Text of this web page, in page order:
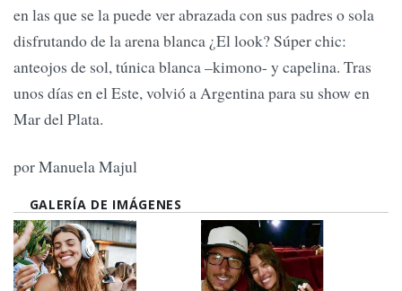
en las que se la puede ver abrazada con sus padres o sola
disfrutando de la arena blanca ¿El look? Súper chic:
anteojos de sol, túnica blanca –kimono- y capelina. Tras
unos días en el Este, volvió a Argentina para su show en
Mar del Plata.
por Manuela Majul
GALERÍA DE IMÁGENES